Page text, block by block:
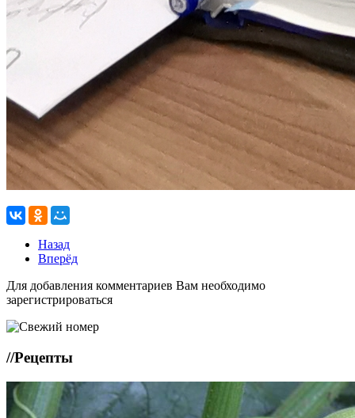
Назад
Вперёд
Для добавления комментариев Вам необходимо
зарегистрироваться
//Рецепты